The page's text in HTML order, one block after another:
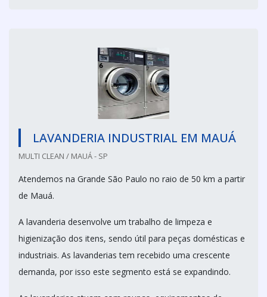
LAVANDERIA INDUSTRIAL EM MAUÁ
MULTI CLEAN / MAUÁ - SP
Atendemos na Grande São Paulo no raio de 50 km a partir
de Mauá.
A lavanderia desenvolve um trabalho de limpeza e
higienização dos itens, sendo útil para peças domésticas e
industriais. As lavanderias tem recebido uma crescente
demanda, por isso este segmento está se expandindo.